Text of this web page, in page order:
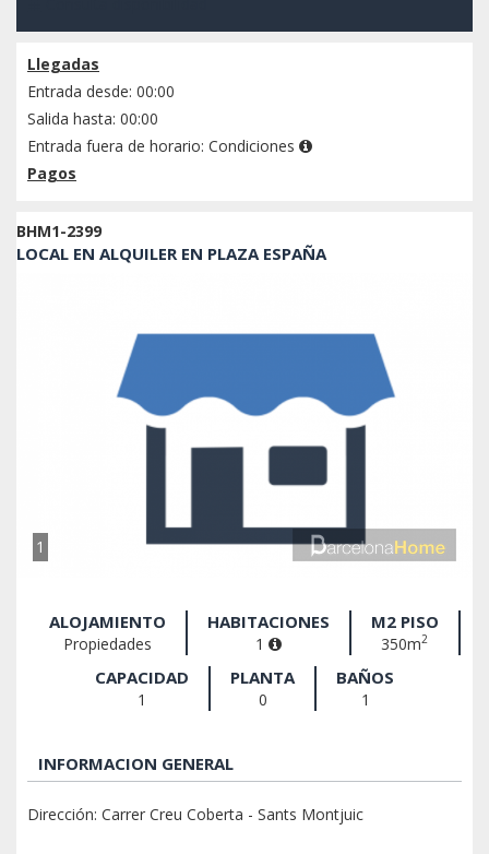
Llegadas
Entrada desde: 00:00
Salida hasta: 00:00
Entrada fuera de horario: Condiciones
Pagos
BHM1-2399
LOCAL EN ALQUILER EN PLAZA ESPAÑA
1
ALOJAMIENTO
Propiedades
HABITACIONES
1
M2 PISO
350m2
CAPACIDAD
1
PLANTA
0
BAÑOS
1
INFORMACION GENERAL
Dirección: Carrer Creu Coberta - Sants Montjuic